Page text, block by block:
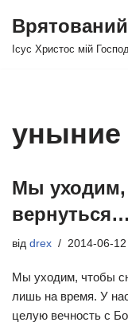
Перейти
Ісус Христос мій
уныние
Мы уходим,
вернуться…
від drex 2014-06-12
Мы уходим, чтобы
лишь на время. У
целую вечность с